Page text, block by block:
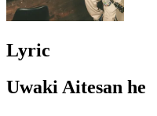
Lyric
Uwaki Aitesan he